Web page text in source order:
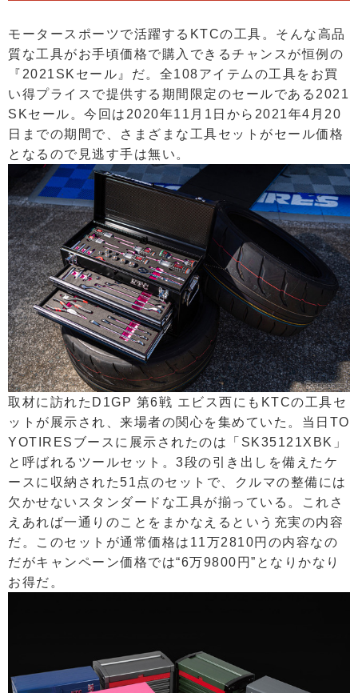
モータースポーツで活躍するKTCの工具。そんな高品
質な工具がお手頃価格で購入できるチャンスが恒例の
『2021SKセール』だ。全108アイテムの工具をお買
い得プライスで提供する期間限定のセールである2021
SKセール。今回は2020年11月1日から2021年4月20
日までの期間で、さまざまな工具セットがセール価格
となるので見逃す手は無い。
取材に訪れたD1GP 第6戦 エビス西にもKTCの工具セ
ットが展示され、来場者の関心を集めていた。当日TO
YOTIRESブースに展示されたのは「SK35121XBK」
と呼ばれるツールセット。3段の引き出しを備えたケ
ースに収納された51点のセットで、クルマの整備には
欠かせないスタンダードな工具が揃っている。これさ
えあれば一通りのことをまかなえるという充実の内容
だ。このセットが通常価格は11万2810円の内容なの
だがキャンペーン価格では“6万9800円”となりかなり
お得だ。